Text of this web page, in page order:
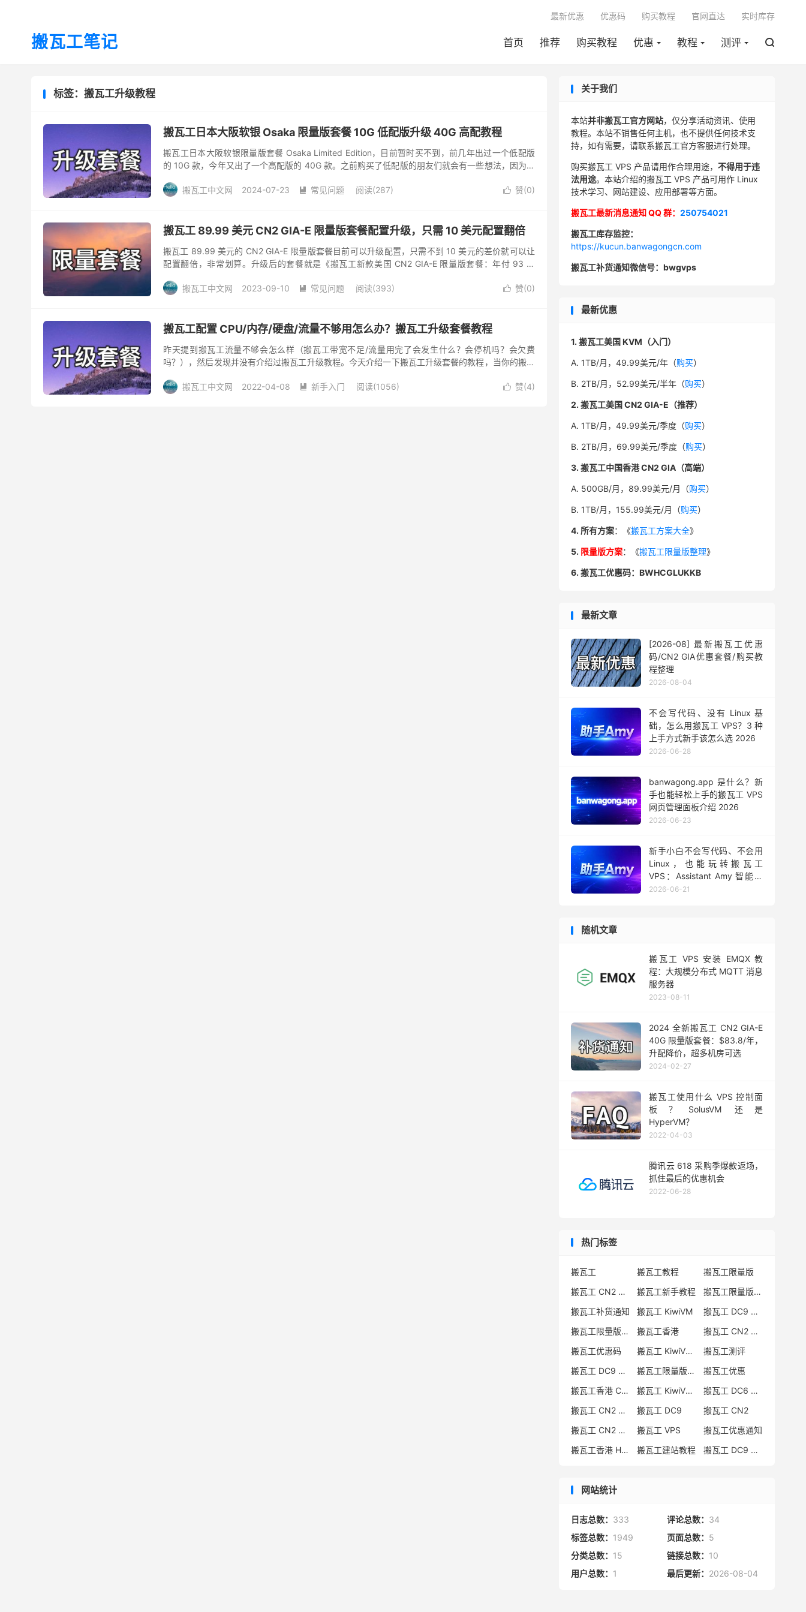
搬瓦工笔记 首页 推荐 购买教程 优惠 教程 测评 
最新优惠 优惠码 购买教程 官网直达 实时库存
标签：搬瓦工升级教程
搬瓦工日本大阪软银 Osaka 限量版套餐 10G 低配版升级 40G 高配教程
搬瓦工日本大阪软银限量版套餐 Osaka Limited Edition，目前暂时买不到，前几年出过一个低配版
的 10G 款，今年又出了一个高配版的 40G 款。之前购买了低配版的朋友们就会有一些想法，因为低
搬瓦工中文网
2024-07-23  常见问题 阅读(287)  赞(0)
搬瓦工 89.99 美元 CN2 GIA-E 限量版套餐配置升级，只需 10 美元配置翻倍
搬瓦工 89.99 美元的 CN2 GIA-E 限量版套餐目前可以升级配置，只需不到 10 美元的差价就可以让
配置翻倍，非常划算。升级后的套餐就是《搬瓦工新款美国 CN2 GIA-E 限量版套餐：年付 93 美
搬瓦工中文网
2023-09-10  常见问题 阅读(393)  赞(0)
搬瓦工配置 CPU/内存/硬盘/流量不够用怎么办？搬瓦工升级套餐教程
昨天提到搬瓦工流量不够会怎么样（搬瓦工带宽不足/流量用完了会发生什么？会停机吗？会欠费
吗？），然后发现并没有介绍过搬瓦工升级教程。今天介绍一下搬瓦工升级套餐的教程，当你的搬瓦
搬瓦工中文网
2022-04-08  新手入门 阅读(1056)  赞(4)
关于我们
本站并非搬瓦工官方网站，仅分享活动资讯、使用
教程。本站不销售任何主机，也不提供任何技术支
持，如有需要，请联系搬瓦工官方客服进行处理。
购买搬瓦工 VPS 产品请用作合理用途， 不得用于违
法用途。本站介绍的搬瓦工 VPS 产品可用作 Linux
技术学习、网站建设、应用部署等方面。
搬瓦工最新消息通知 QQ 群： 250754021
搬瓦工库存监控：
https://kucun.banwagongcn.com
搬瓦工补货通知微信号：bwgvps
最新优惠
1. 搬瓦工美国 KVM（入门）
A. 1TB/月，49.99美元/年（购买）
B. 2TB/月，52.99美元/半年（购买）
2. 搬瓦工美国 CN2 GIA-E（推荐）
A. 1TB/月，49.99美元/季度（购买）
B. 2TB/月，69.99美元/季度（购买）
3. 搬瓦工中国香港 CN2 GIA（高端）
A. 500GB/月，89.99美元/月（购买）
B. 1TB/月，155.99美元/月（购买）
4. 所有方案：《搬瓦工方案大全》
5. 限量版方案：《搬瓦工限量版整理》
6. 搬瓦工优惠码：BWHCGLUKKB
最新文章
[2026-08] 最新搬瓦工优惠
码/CN2 GIA优惠套餐/购买教
程整理
2026-08-04
不会写代码、没有 Linux 基
础，怎么用搬瓦工 VPS？3 种
上手方式新手该怎么选 2026
2026-06-28
banwagong.app 是什么？新
手也能轻松上手的搬瓦工 VPS
网页管理面板介绍 2026
2026-06-23
新手小白不会写代码、不会用
Linux，也能玩转搬瓦工
VPS：Assistant Amy 智能助
手用法 2026
2026-06-21
随机文章
搬瓦工 VPS 安装 EMQX 教
程：大规模分布式 MQTT 消息
服务器
2023-08-11
2024 全新搬瓦工 CN2 GIA-E
40G 限量版套餐：$83.8/年，
升配降价，超多机房可选
2024-02-27
搬瓦工使用什么 VPS 控制面
板？SolusVM 还是
HyperVM？
2022-04-03
腾讯云 618 采购季爆款返场，
抓住最后的优惠机会
2022-06-28
热门标签
搬瓦工 搬瓦工教程
搬瓦工限量版
搬瓦工 CN2 GIA
搬瓦工新手教程
搬瓦工限量版套餐
搬瓦工补货通知
搬瓦工 KiwiVM
搬瓦工 DC9 CN2 GIA
搬瓦工限量版补货
搬瓦工香港
搬瓦工 CN2 GIA-E
搬瓦工优惠码
搬瓦工 KiwiVM 教程
搬瓦工测评
搬瓦工 DC9 CN2 GIA 限量版
搬瓦工限量版补货通知
搬瓦工优惠
搬瓦工香港 CN2 GIA
搬瓦工 KiwiVM 控制面板
搬瓦工 DC6 CN2 GIA-E
搬瓦工 CN2 GIA-E 限量版
搬瓦工 DC9
搬瓦工 CN2
搬瓦工 CN2 GIA 限量版
搬瓦工 VPS
搬瓦工优惠通知
搬瓦工香港 HK85
搬瓦工建站教程 搬瓦工 DC9 限量版
网站统计
日志总数： 333 评论总数： 34
标签总数： 1949 页面总数： 5
分类总数： 15 链接总数： 10
用户总数： 1 最后更新： 2026-08-04